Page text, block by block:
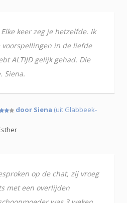
keer zeg je hetzelfde. Ik
voorspellingen in de liefde
ALTIJD gelijk gehad. Die
Siena.
door Siena (uit Glabbeek-
op de chat, zij vroeg
met een overlijden